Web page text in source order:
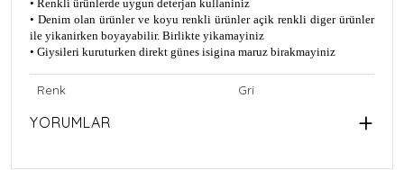
• Renkli ürünlerde uygun deterjan kullaniniz
• Denim olan ürünler ve koyu renkli ürünler açik renkli diger ürünler
ile yikanirken boyayabilir. Birlikte yikamayiniz
• Giysileri kuruturken direkt günes isigina maruz birakmayiniz
Renk Gri
YORUMLAR